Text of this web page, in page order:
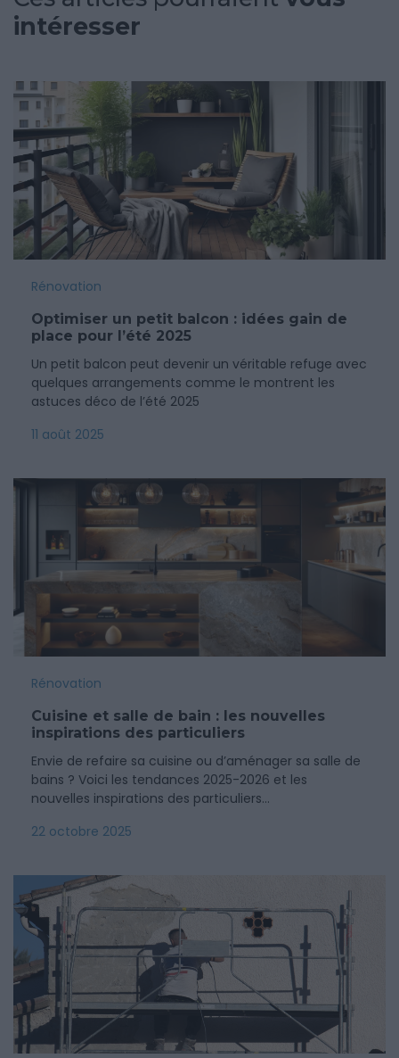
intéresser
Rénovation
Optimiser un petit balcon : idées gain de
place pour l’été 2025
Un petit balcon peut devenir un véritable refuge avec
quelques arrangements comme le montrent les
astuces déco de l’été 2025
11 août 2025
Rénovation
Cuisine et salle de bain : les nouvelles
inspirations des particuliers
Envie de refaire sa cuisine ou d’aménager sa salle de
bains ? Voici les tendances 2025-2026 et les
nouvelles inspirations des particuliers...
22 octobre 2025